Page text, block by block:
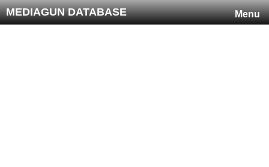
Menu
MEDIAGUN DATABASE